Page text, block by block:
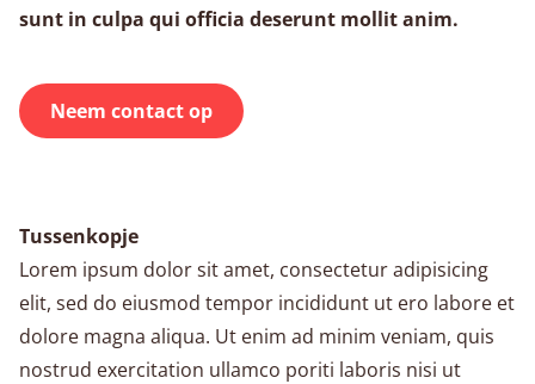
sunt in culpa qui officia deserunt mollit anim.
Neem contact op
Tussenkopje
Lorem ipsum dolor sit amet, consectetur adipisicing
elit, sed do eiusmod tempor incididunt ut ero labore et
dolore magna aliqua. Ut enim ad minim veniam, quis
nostrud exercitation ullamco poriti laboris nisi ut